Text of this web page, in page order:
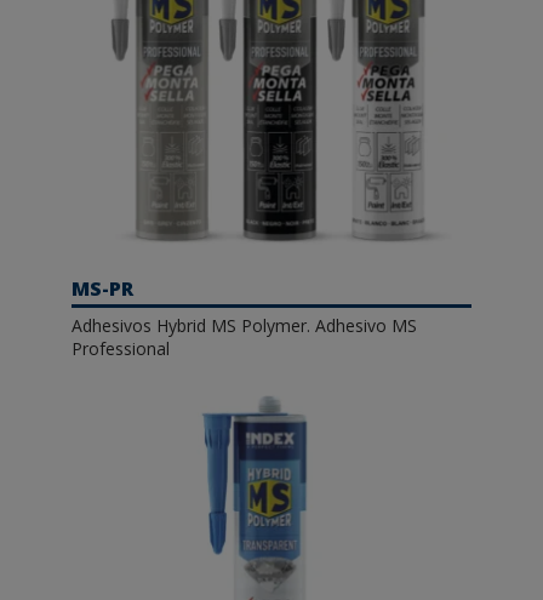
MS-PR
Adhesivos Hybrid MS Polymer. Adhesivo MS
Professional